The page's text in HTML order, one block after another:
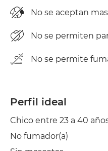
No se aceptan
No se permiten
No se permite
Perfil ideal
Chico entre 23 a 40
No fumador(a)